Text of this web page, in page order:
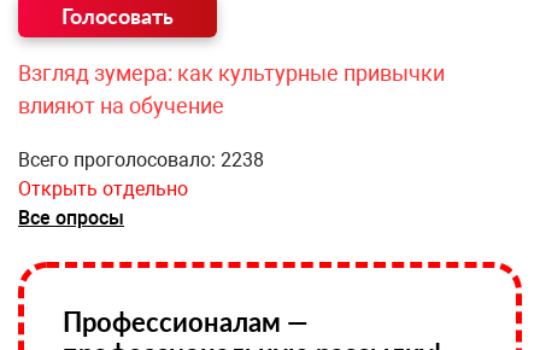
Взгляд зумера: как культурные привычки
влияют на обучение
Всего проголосовало: 2238
Открыть отдельно
Все опросы
Профессионалам —